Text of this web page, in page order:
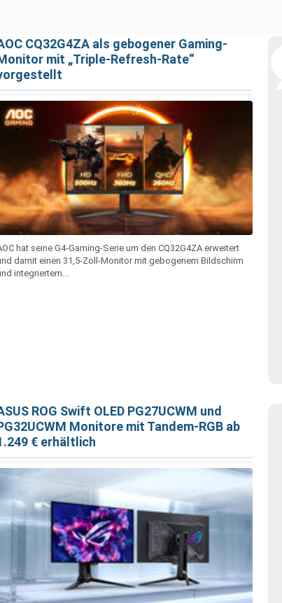
CQ32G4ZA als gebogener Gaming-
mit „Triple-Refresh-Rate“
hat seine G4-Gaming-Serie um den CQ32G4ZA erweitert
damit einen 31,5-Zoll-Monitor mit gebogenem Bildschirm
integriertem...
ROG Swift OLED PG27UCWM und
Monitore mit Tandem-RGB ab
€ erhältlich